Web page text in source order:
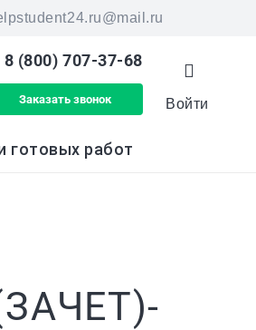
8 (800) 707-37-68
Заказать звонок Войти
готовых работ